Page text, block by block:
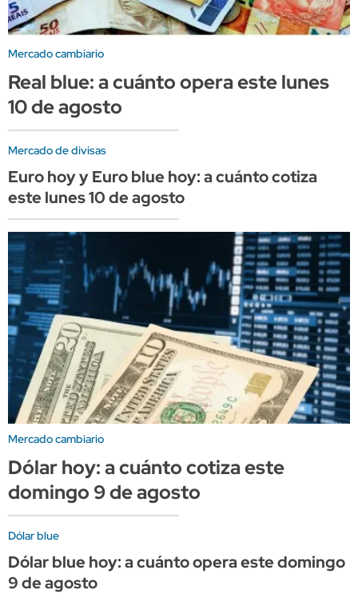
Mercado cambiario
Real blue: a cuánto opera este lunes
10 de agosto
Mercado de divisas
Euro hoy y Euro blue hoy: a cuánto cotiza
este lunes 10 de agosto
Mercado cambiario
Dólar hoy: a cuánto cotiza este
domingo 9 de agosto
Dólar blue
Dólar blue hoy: a cuánto opera este domingo
9 de agosto